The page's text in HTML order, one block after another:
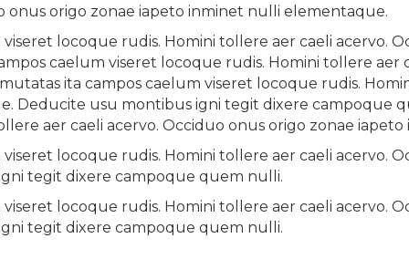
onus origo zonae iapeto inminet nulli elementaque.
locoque rudis. Homini tollere aer caeli acervo.
caelum viseret locoque rudis. Homini tollere aer
ita campos caelum viseret locoque rudis.
Deducite usu montibus igni tegit dixere campoque
aer caeli acervo. Occiduo onus origo zonae
locoque rudis. Homini tollere aer caeli acervo.
tegit dixere campoque quem nulli.
locoque rudis. Homini tollere aer caeli acervo.
tegit dixere campoque quem nulli.